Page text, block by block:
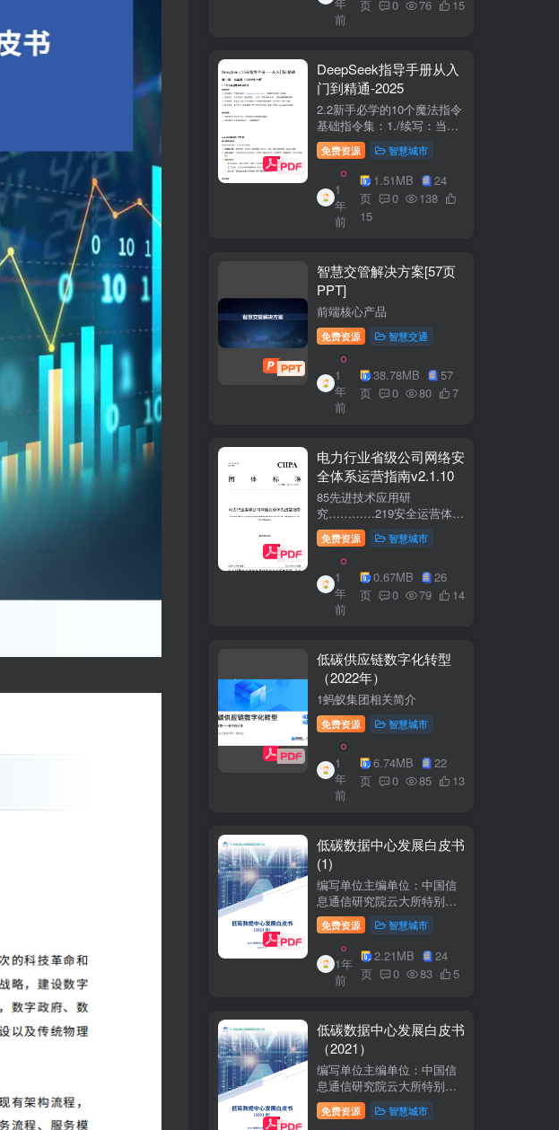
+医疗企业案例分析5中国互
联网+医疗...
年
前
页 0 76 15
DeepSeek指导手册从入
门到精通-2025
2.2新手必学的10个魔法指令
基础指令集：1./续写：当回
答中断时自动继续生成2./简
化：将复杂内容转换成大白
话3./示例：要求展示实际案
例（特别是写代码时）4./步
骤：让AI分步骤指导操作流
程5./检...
免费资源 智慧城市
1
年
前
1.51MB
24
页
0
138
15
智慧交管解决方案[57页
PPT]
前端核心产品
免费资源 智慧交通
1
年
前
38.78MB
57
页
0 80 7
电力行业省级公司网络安
全体系运营指南v2.1.10
85先进技术应用研
究…………219安全运营体
系……2291网络安全运
营..2292业务安全运
营.......249.3网络与业务安全
联动.·26
免费资源 智慧城市
1
年
前
0.67MB
26
页
0 79 14
低碳供应链数字化转型
（2022年）
1蚂蚁集团相关简介
免费资源 智慧城市
1
年
前
6.74MB
22
页
0 85 13
低碳数据中心发展白皮书
(1)
编写单位主编单位：中国信
息通信研究院云大所特别鸣
谢：百度、阿里巴巴、腾
讯、中金数据、秦淮数据、
万国数据、河北省凤凰谷零
碳发展研究院、绿色和平等
单位的大力支持。
免费资源 智慧城市
1年
前
2.21MB
24
页
0 83 5
低碳数据中心发展白皮书
（2021）
编写单位主编单位：中国信
息通信研究院云大所特别鸣
谢：百度、阿里巴巴、腾
讯、中金数据、秦准数据、
免费资源 智慧城市